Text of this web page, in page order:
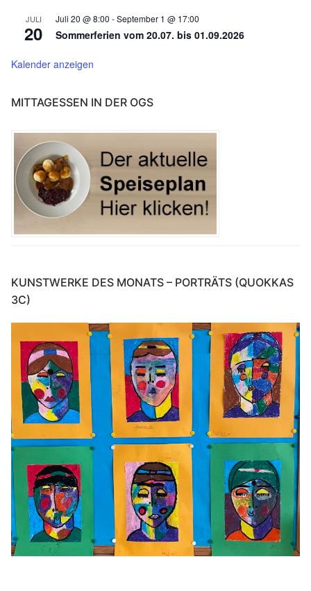
JULI
20
Juli 20 @ 8:00 -September 1 @ 17:00
Sommerferien vom 20.07. bis 01.09.2026
Kalender anzeigen
MITTAGESSEN IN DER OGS
KUNSTWERKE DES MONATS – PORTRÄTS (QUOKKAS
3C)